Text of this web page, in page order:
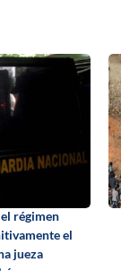
régimen
el
jueza